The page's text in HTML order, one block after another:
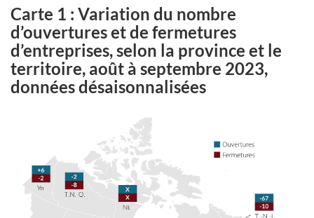
Carte 1 : Variation du nombre
d’ouvertures et de fermetures
d’entreprises, selon la province et le
territoire, août à septembre 2023,
données désaisonnalisées